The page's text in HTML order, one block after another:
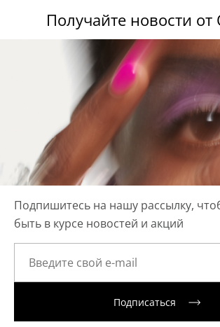
Получайте новости от
Подпишитесь на нашу рассылку,
быть в курсе новостей и акций
Подписаться